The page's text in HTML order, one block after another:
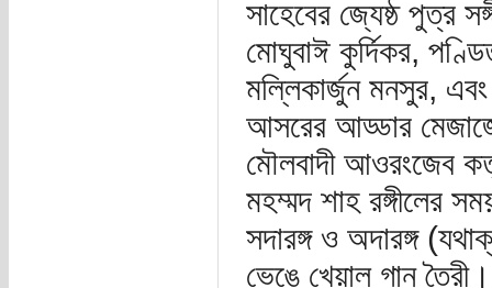
সাহেবের জ্যেষ্ঠ পুত্র
মোঘুবাঈ কুর্দিকর,
মল্লিকার্জুন মনসুর,
আসরের আড্ডার
মৌলবাদী আওরংজেব
মহম্মদ শাহ রঙ্গীলের
সদারঙ্গ ও অদারঙ্গ
ভেঙে খেয়াল গান